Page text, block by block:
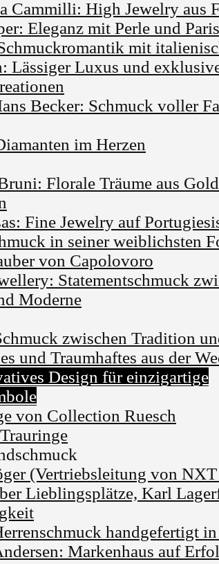
Cammilli: High Jewelry aus
Eleganz mit Perle und
mit
Lässiger Luxus und
Becker: Schmuck voller
im Herzen
Florale Träume aus
Fine Jewelry auf
in seiner weiblichsten
von Capolovoro
Statementschmuck
Moderne
zwischen Tradition
und Traumhaftes aus der
Design für einzigartige
von Collection Ruesch
(Vertriebsleitung von
Lieblingsplätze, Karl
handgefertigt
Markenhaus auf